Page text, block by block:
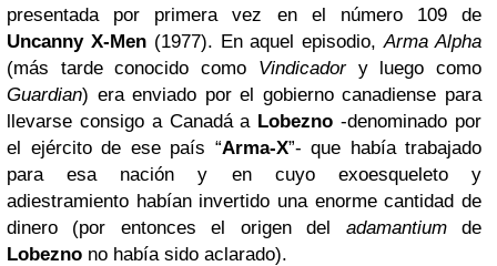
presentada por primera vez en el número 109 de
Uncanny X-Men(1977). En aquel episodio,Arma Alpha
(más tarde conocido como Vindicadory luego como
Guardian) era enviado por el gobierno canadiense para
llevarse consigo a Canadá a Lobezno -denominado por
el ejército de ese país “Arma-X”- que había trabajado
para esa nación y en cuyo exoesqueleto y
adiestramiento habían invertido una enorme cantidad de
dinero (por entonces el origen del adamantiumde
Lobezno no había sido aclarado).